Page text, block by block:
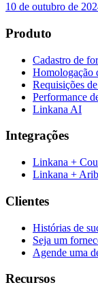
10 de outubro de
Produto
Cadastro de
Homologação
Requisições
Performance
Linkana AI
Integrações
Linkana +
Linkana +
Clientes
Histórias de
Seja um
Agende uma
Recursos